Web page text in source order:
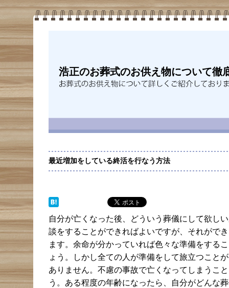
浩正のお葬式のお供え物について徹
最近増加をしている終活を行なう方法
自分が亡くなった後、どういう葬儀にして欲し
談をすることができればよいですが、それがで
ます。余命が分かっていれば色々な準備をする
ょう。しかし全ての人が準備をして旅立つこと
ありません。不慮の事故で亡くなってしまうこ
う。ある程度の年齢になったら、自分がどんな